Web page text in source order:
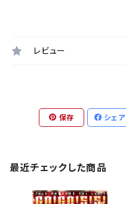
レビュー
保存 シェア
最近チェックした商品